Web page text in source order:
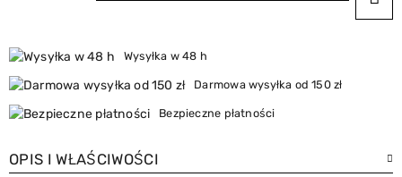
Wysyłka w 48 h
Darmowa wysyłka od 150 zł
Bezpieczne płatności
OPIS I WŁAŚCIWOŚCI